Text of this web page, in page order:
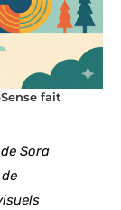
fait
Sora